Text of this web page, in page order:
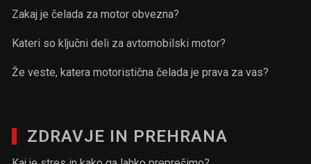
Zakaj je čelada za motor obvezna?
Kateri so ključni deli za avtomobilski motor?
Že veste, katera motoristična čelada je prava za vas?
ZDRAVJE IN PREHRANA